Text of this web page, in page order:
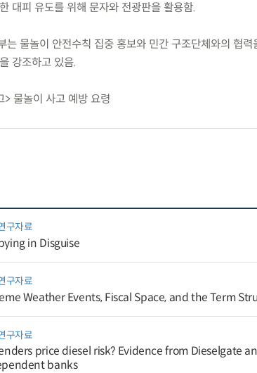
대피 유도를 위해 문자와 전광판을 활용함.
는 물놀이 안전수칙 집중 홍보와 민간 구조단체와의 협
강조하고 있음.
> 물놀이 사고 예방 요령
구자료
in Disguise
구자료
Weather Events, Fiscal Space, and the Term
구자료
price diesel risk? Evidence from Dieselgate
banks